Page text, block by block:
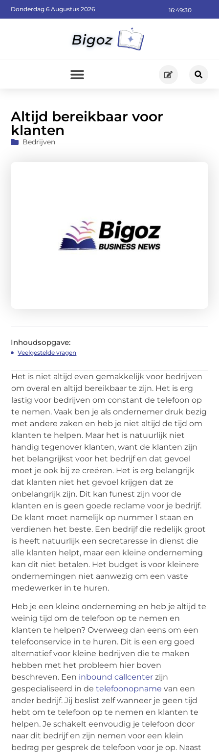
16:49:31
Donderdag 6 Augustus 2026
Altijd bereikbaar voor
klanten
Bedrijven
Inhoudsopgave:
Veelgestelde vragen
Het is niet altijd even gemakkelijk voor bedrijven
om overal en altijd bereikbaar te zijn. Het is erg
lastig voor bedrijven om constant de telefoon op
te nemen. Vaak ben je als ondernemer druk bezig
met andere zaken en heb je niet altijd de tijd om
klanten te helpen. Maar het is natuurlijk niet
handig tegenover klanten, want de klanten zijn
het belangrijkst voor het bedrijf en dat gevoel
moet je ook bij ze creëren. Het is erg belangrijk
dat klanten niet het gevoel krijgen dat ze
onbelangrijk zijn. Dit kan funest zijn voor de
klanten en is geen goede reclame voor je bedrijf.
De klant moet namelijk op nummer 1 staan en
verdienen het beste. Een bedrijf die redelijk groot
is heeft natuurlijk een secretaresse in dienst die
alle klanten helpt, maar een kleine onderneming
kan dit niet betalen. Het budget is voor kleinere
ondernemingen niet aanwezig om een vaste
medewerker in te huren.
Heb je een kleine onderneming en heb je altijd te
weinig tijd om de telefoon op te nemen en
klanten te helpen? Overweeg dan eens om een
telefoonservice in te huren. Dit is een erg goed
alternatief voor kleine bedrijven die te maken
hebben met het probleem hier boven
beschreven. Een inbound callcenter zijn
gespecialiseerd in detelefoonopname van een
ander bedrijf. Jij beslist zelf wanneer je geen tijd
hebt om te telefoon op te nemen en klanten te
helpen. Je schakelt eenvoudig je telefoon door
naar dit bedrijf en zijn nemen voor een klein
bedrag per gesprek de telefoon voor je op. Naast